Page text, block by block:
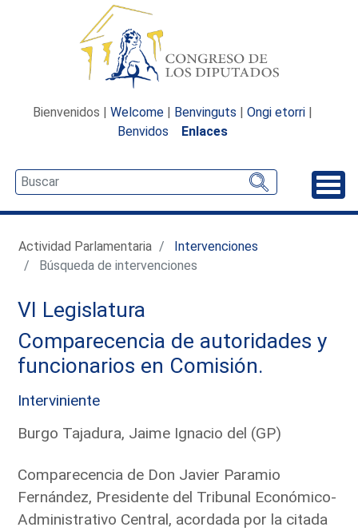
Bienvenidos | Welcome | Benvinguts | Ongi etorri |
Benvidos
Enlaces
Actividad Parlamentaria
Intervenciones
Búsqueda de intervenciones
VI Legislatura
Comparecencia de autoridades y
funcionarios en Comisión.
Interviniente
Burgo Tajadura, Jaime Ignacio del (GP)
Comparecencia de Don Javier Paramio
Fernández, Presidente del Tribunal Económico-
Administrativo Central, acordada por la citada